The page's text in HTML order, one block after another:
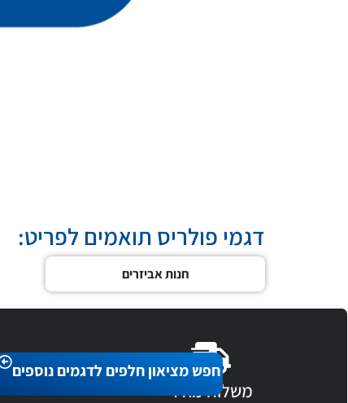
חפש מציאון חלפים לדגמים נוספים
דגמי פולריס תואמים לפריט:
חנות אביזרים
משלוח מהיר